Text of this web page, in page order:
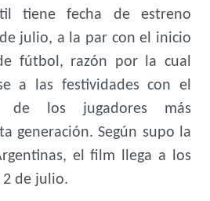
tiene fecha de estreno
julio, a la par con el inicio
fútbol, razón por la cual
a las festividades con el
los jugadores más
generación. Según supo la
el film llega a los
2 de julio.